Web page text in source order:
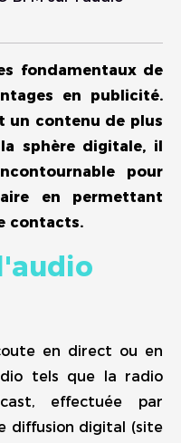
fondamentaux de
en publicité.
un contenu de plus
sphère digitale, il
pour
en permettant
contacts.
en direct ou en
tels que la radio
effectuée par
diffusion digital (site